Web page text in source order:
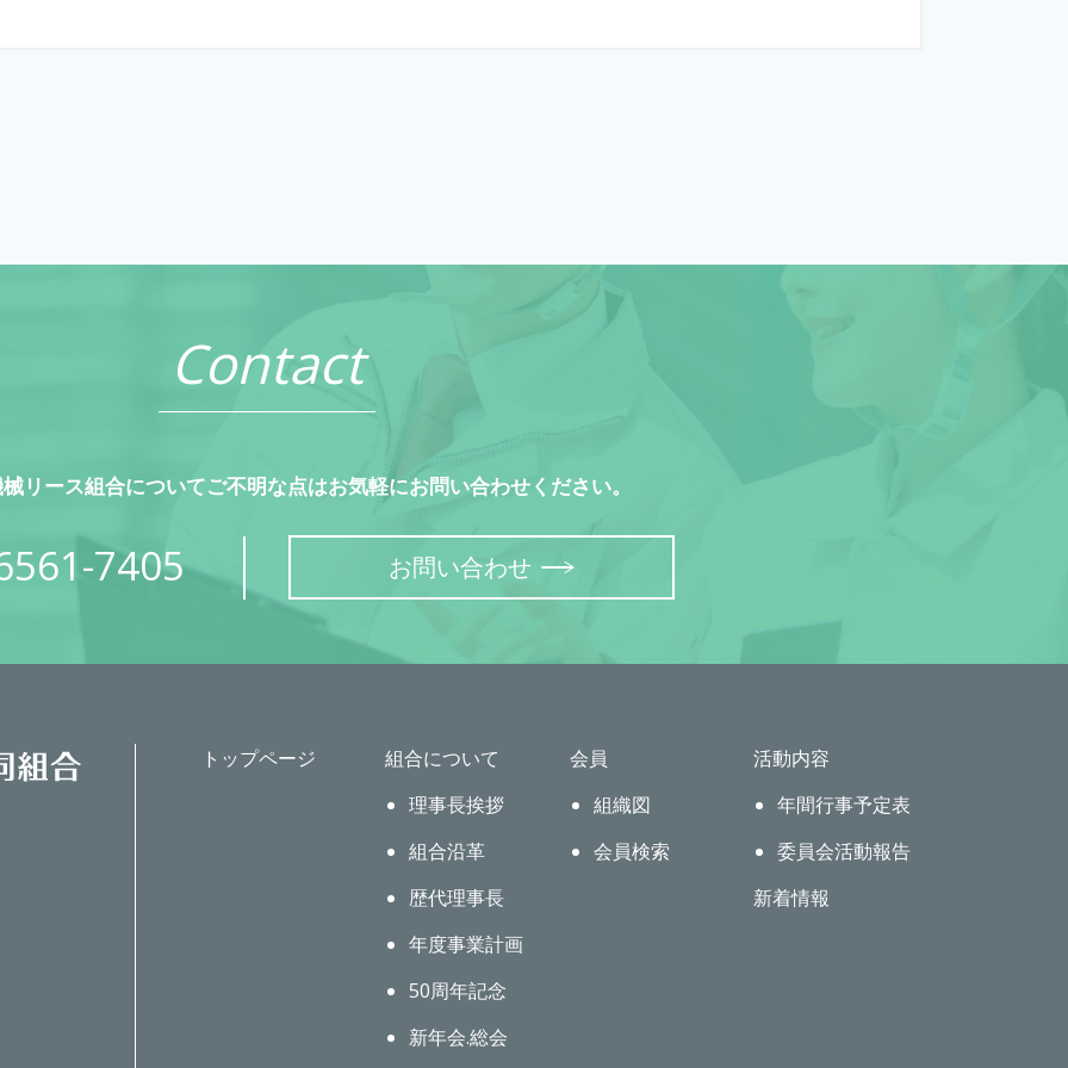
Contact
リース組合についてご不明な点はお気軽にお問い合わせください。
7405 お問い合わせ
トップページ
組合について
理事長挨拶
組合沿革
歴代理事長
年度事業計画
50周年記念
新年会.総会
会員
組織図
会員検索
活動内容
年間行事予定表
委員会活動報告
新着情報